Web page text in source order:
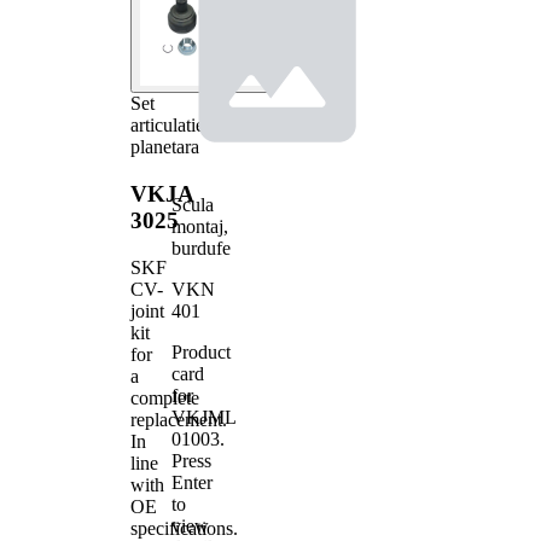
Set
articulatie,
planetara
VKJA
3025
SKF
CV-
joint
kit
for
a
complete
replacement.
In
line
with
OE
specifications.
Scula
montaj,
burdufe
VKN
401
Product
card
for
VKJML
01003.
Press
Enter
to
view